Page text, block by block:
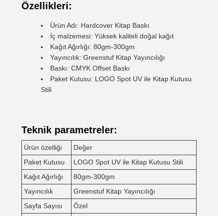
Özellikleri:
Ürün Adı: Hardcover Kitap Baskı
İç malzemesi: Yüksek kaliteli doğal kağıt
Kağıt Ağırlığı: 80gm-300gm
Yayıncılık: Greenstuf Kitap Yayıncılığı
Baskı: CMYK Offset Baskı
Paket Kutusu: LOGO Spot UV ile Kitap Kutusu
Stili
Teknik parametreler:
Ürün özelliği
Değer
Paket Kutusu
LOGO Spot UV ile Kitap Kutusu Stili
Kağıt Ağırlığı
80gm-300gm
Yayıncılık
Greenstuf Kitap Yayıncılığı
Sayfa Sayısı
Özel